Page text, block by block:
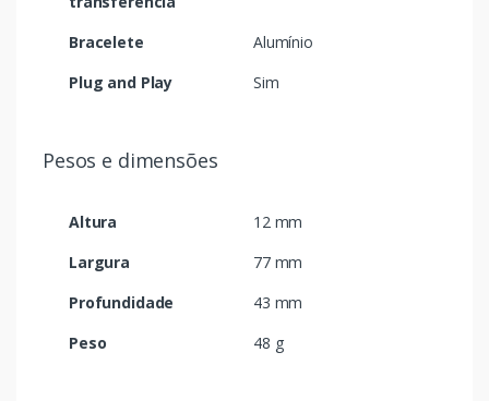
Bracelete
Alumínio
Plug and Play
Sim
Pesos e dimensões
Altura
12 mm
Largura
77 mm
Profundidade
43 mm
Peso
48 g